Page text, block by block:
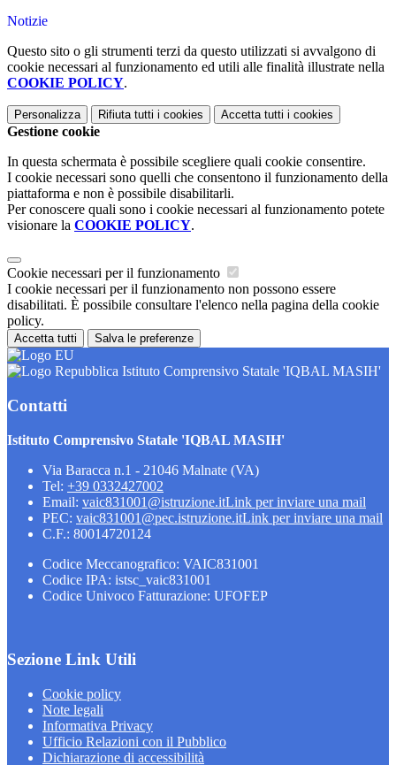
Notizie
Questo sito o gli strumenti terzi da questo utilizzati si avvalgono di
cookie necessari al funzionamento ed utili alle finalità illustrate nella
COOKIE POLICY.
Personalizza Rifiuta tutti i cookies Accetta tutti i cookies
Gestione cookie
In questa schermata è possibile scegliere quali cookie consentire.
I cookie necessari sono quelli che consentono il funzionamento della
piattaforma e non è possibile disabilitarli.
Per conoscere quali sono i cookie necessari al funzionamento potete
visionare la COOKIE POLICY.
Cookie necessari per il funzionamento
I cookie necessari per il funzionamento non possono essere
disabilitati. È possibile consultare l'elenco nella pagina della cookie
policy.
Accetta tutti Salva le preferenze
Istituto Comprensivo Statale 'IQBAL MASIH'
Contatti
Istituto Comprensivo Statale 'IQBAL MASIH'
Via Baracca n.1 - 21046 Malnate (VA)
Tel: +39 0332427002
Email: vaic831001@istruzione.itLink per inviare una mail
PEC: vaic831001@pec.istruzione.itLink per inviare una mail
C.F.: 80014720124
Codice Meccanografico: VAIC831001
Codice IPA: istsc_vaic831001
Codice Univoco Fatturazione: UFOFEP
Sezione Link Utili
Cookie policy
Note legali
Informativa Privacy
Ufficio Relazioni con il Pubblico
Dichiarazione di accessibilità